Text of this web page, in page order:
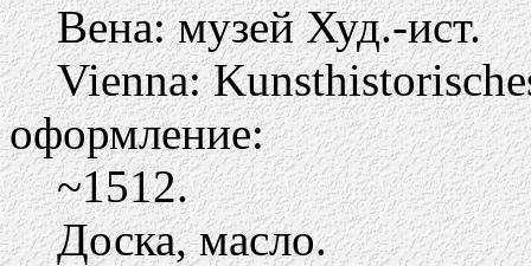
Вена: музей Худ.-ист.
Vienna:
оформление:
~1512.
Доска, масло.